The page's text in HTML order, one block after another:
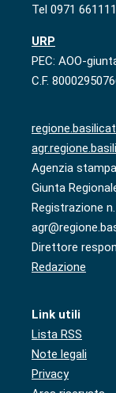
Tel 0971 661111
URP
PEC: AOO-
C.F.
Agenzia
Giunta
Registrazione
Direttore
Redazione
Link utili
Lista RSS
Note legali
Privacy